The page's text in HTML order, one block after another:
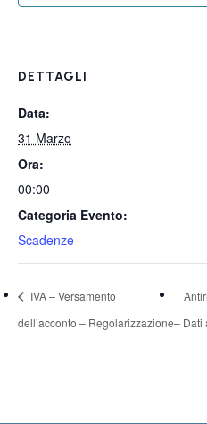
DETTAGLI
Data:
31 Marzo
Ora:
00:00
Categoria Evento:
Scadenze
IVA – Versamento
dell’acconto – Regolarizzazione– Dati